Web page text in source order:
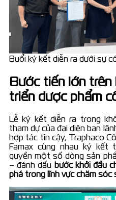
Buổi ký kết diễn ra dưới sự
Bước tiến lớn trên
triển dược phẩm
Lễ ký kết diễn ra trong
tham dự của đại diện ban
hợp tác tin cậy, Traphaco
Famax cùng nhau ký kết
quyền một số dòng sản
– đánh dấu bước khởi đầu
phá trong lĩnh vực chăm sóc